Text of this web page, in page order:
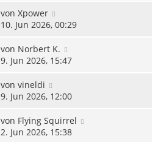
von Xpower
10. Jun 2026, 00:29
von Norbert K.
9. Jun 2026, 15:47
von vineldi
9. Jun 2026, 12:00
von Flying Squirrel
2. Jun 2026, 15:38